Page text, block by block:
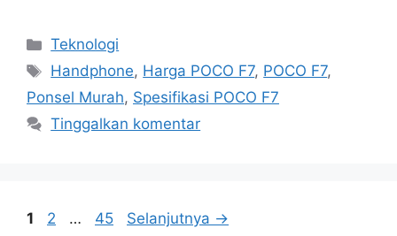
Kategori
Teknologi
Tag
Handphone, Harga POCO F7, POCO F7,
Ponsel Murah, Spesifikasi POCO F7
Tinggalkan komentar
Halaman
1 Halaman
2 … Halaman
45 Selanjutnya →